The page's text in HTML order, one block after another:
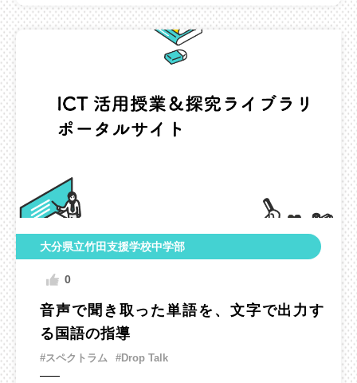
大分県立竹田支援学校中学部
0
音声で聞き取った単語を、文字で出力す
る国語の指導
#スペクトラム #Drop Talk